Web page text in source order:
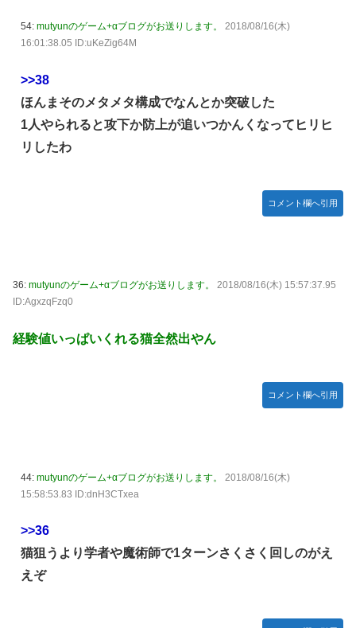
54: mutyunのゲーム+αブログがお送りします。
2018/08/16(木)
16:01:38.05 ID:uKeZig64M
>>38
ほんまそのメタメタ構成でなんとか突破した
1人やられると攻下か防上が追いつかんくなってヒリヒ
リしたわ
コメント欄へ引用
36: mutyunのゲーム+αブログがお送りします。
2018/08/16(木) 15:57:37.95
ID:AgxzqFzq0
経験値いっぱいくれる猫全然出やん
コメント欄へ引用
44: mutyunのゲーム+αブログがお送りします。
2018/08/16(木)
15:58:53.83 ID:dnH3CTxea
>>36
猫狙うより学者や魔術師で1ターンさくさく回しのがえ
えぞ